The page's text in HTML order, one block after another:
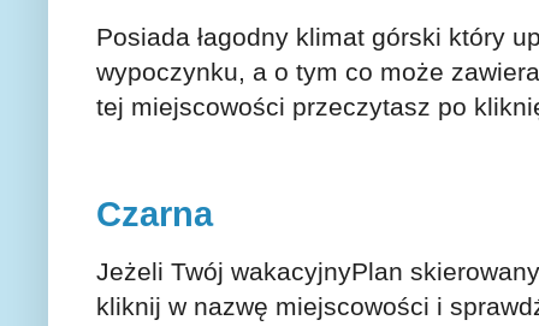
Posiada łagodny klimat górski który
wypoczynku, a o tym co może
tej miejscowości przeczytasz po
Czarna
Jeżeli Twój wakacyjnyPlan
kliknij w nazwę miejscowości i